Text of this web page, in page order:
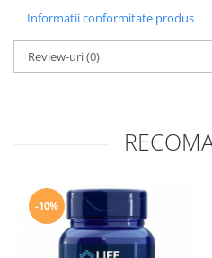
Informatii conformitate produs
Review-uri(0)
-10%